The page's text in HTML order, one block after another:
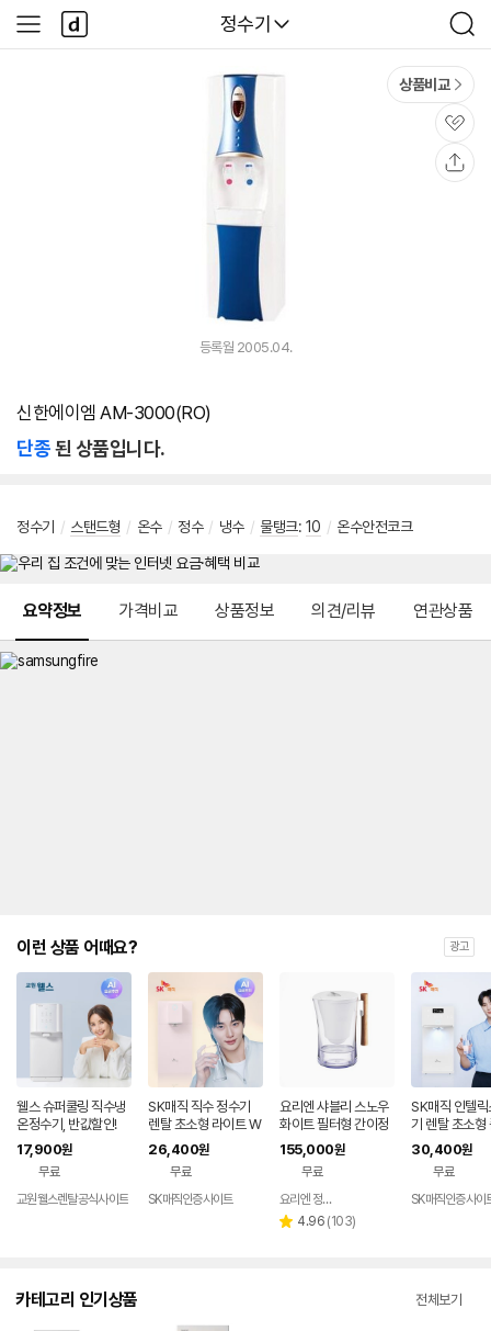
다나와
정수기
검
색
사
이
다
나
와
상품비교
관
심
등록월 2005.04.
신한에이엠 AM-3000(RO)
단종된 상품입니다.
정수기 / 스탠드형 / 온수 / 정수 / 냉수 / 물탱크: 10 / 온수안전코크
요약정보 가격비교 상품정보 의견/리뷰 연관상품
이런 상품 어때요? 광고
웰스 슈퍼쿨링 직수냉
온정수기, 반값할인!
17,900원
무료
교원웰스렌탈공식사이트
SK매직 직수 정수기
렌탈 초소형 라이트 W
PU-JAC125S 가정
용 미네랄 추천 살균 미
니 냉온 100도 스텐레
스 데스크탑 84개월약
26,400원
무료
SK매직인증사이트
요리엔 샤블리 스노우
화이트 필터형 간이정
수기 ( 필터 1개 포함)
155,000원
무료
페이
요리엔 정수기 공식몰
별 4.96 리
(103)
SK매직 인텔릭
기 렌탈 초소형
미네랄 직수 가
니 냉온 살균
추천 100도 스
직수관 WPU-
30,400원
무료
SK매직인증사이
카테고리 인기상품 전체보기